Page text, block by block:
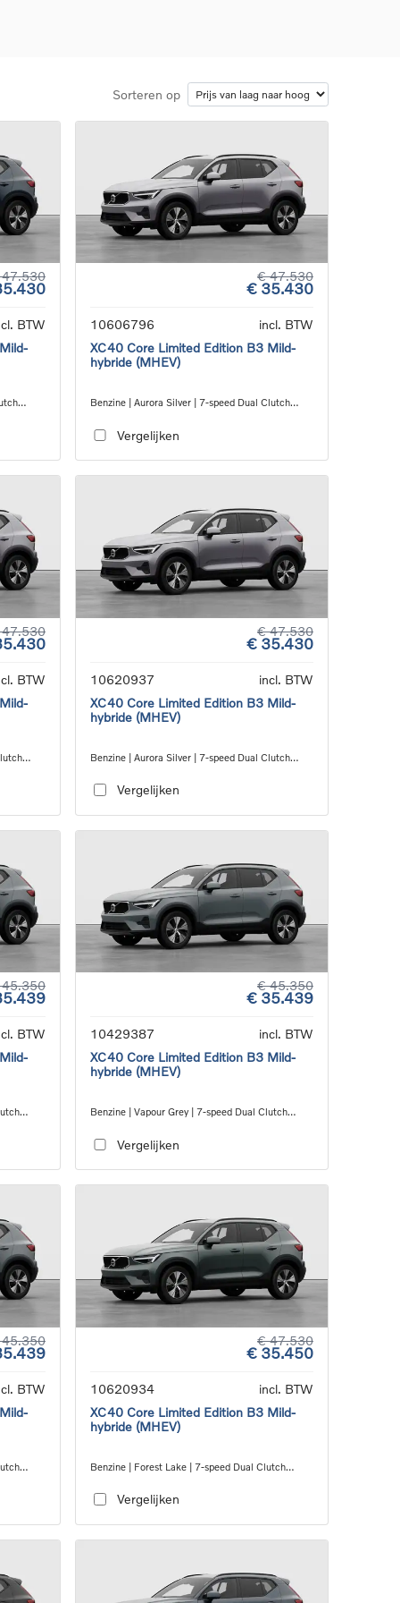
Sorteren op
BTW
€ 47.530
€ 35.430
10606796
incl. BTW
XC40 Core Limited Edition B3 Mild-
hybride (MHEV)
Benzine | Aurora Silver | 7-speed Dual Clutch
Vergelijken
BTW
€ 47.530
€ 35.430
10620937
incl. BTW
XC40 Core Limited Edition B3 Mild-
hybride (MHEV)
Benzine | Aurora Silver | 7-speed Dual Clutch
Vergelijken
BTW
€ 45.350
€ 35.439
10429387
incl. BTW
XC40 Core Limited Edition B3 Mild-
hybride (MHEV)
Benzine | Vapour Grey | 7-speed Dual Clutch
Vergelijken
BTW
€ 47.530
€ 35.450
10620934
incl. BTW
XC40 Core Limited Edition B3 Mild-
hybride (MHEV)
Benzine | Forest Lake | 7-speed Dual Clutch
Vergelijken